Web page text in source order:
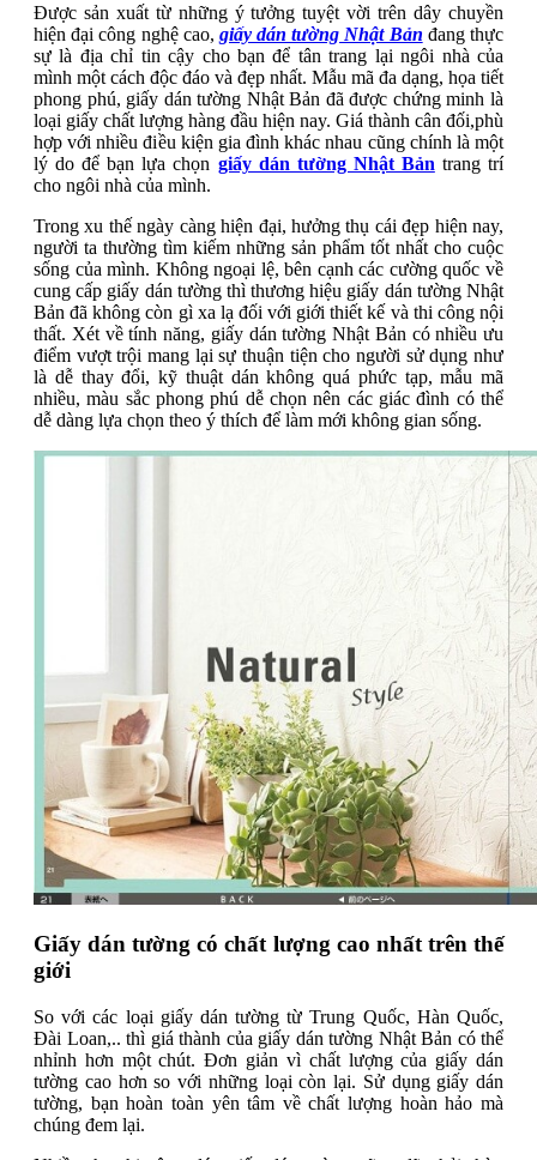
Được sản xuất từ những ý tưởng tuyệt vời trên dây chuyền
hiện đại công nghệ cao, giấy dán tường Nhật Bản đang thực
sự là địa chỉ tin cậy cho bạn để tân trang lại ngôi nhà của
mình một cách độc đáo và đẹp nhất. Mẫu mã đa dạng, họa tiết
phong phú, giấy dán tường Nhật Bản đã được chứng minh là
loại giấy chất lượng hàng đầu hiện nay. Giá thành cân đối,phù
hợp với nhiều điều kiện gia đình khác nhau cũng chính là một
lý do để bạn lựa chọn giấy dán tường Nhật Bản trang trí
cho ngôi nhà của mình.
Trong xu thế ngày càng hiện đại, hưởng thụ cái đẹp hiện nay,
người ta thường tìm kiếm những sản phẩm tốt nhất cho cuộc
sống của mình. Không ngoại lệ, bên cạnh các cường quốc về
cung cấp giấy dán tường thì thương hiệu giấy dán tường Nhật
Bản đã không còn gì xa lạ đối với giới thiết kế và thi công nội
thất. Xét về tính năng, giấy dán tường Nhật Bản có nhiều ưu
điểm vượt trội mang lại sự thuận tiện cho người sử dụng như
là dễ thay đổi, kỹ thuật dán không quá phức tạp, mẫu mã
nhiều, màu sắc phong phú dễ chọn nên các giác đình có thể
dễ dàng lựa chọn theo ý thích để làm mới không gian sống.
Giấy dán tường có chất lượng cao nhất trên thế
giới
So với các loại giấy dán tường từ Trung Quốc, Hàn Quốc,
Đài Loan,.. thì giá thành của giấy dán tường Nhật Bản có thể
nhỉnh hơn một chút. Đơn giản vì chất lượng của giấy dán
tường cao hơn so với những loại còn lại. Sử dụng giấy dán
tường, bạn hoàn toàn yên tâm về chất lượng hoàn hảo mà
chúng đem lại.